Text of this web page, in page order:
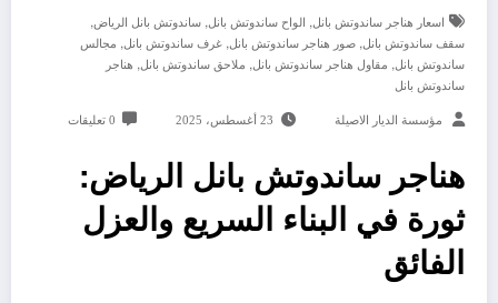
اسعار هناجر ساندوتش بانل, الواح ساندوتش بانل, ساندوتش بانل الرياض,
سقف ساندوتش بانل, صور هناجر ساندوتش بانل, غرف ساندوتش بانل, مجالس
ساندوتش بانل, مقاول هناجر ساندوتش بانل, ملاحق ساندوتش بانل, هناجر
ساندوتش بانل
مؤسسة الديار الاصيلة 23 أغسطس، 2025 0 تعليقات
هناجر ساندوتش بانل الرياض:
ثورة في البناء السريع والعزل
الفائق